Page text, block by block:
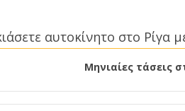
αυτοκίνητο στο Ρίγα
Μηνιαίες τάσεις